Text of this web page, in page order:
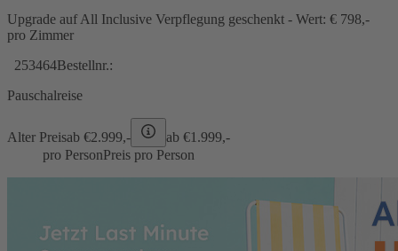
Upgrade auf All Inclusive Verpflegung geschenkt - Wert: € 798,-
pro Zimmer
253464Bestellnr.:
Pauschalreise
Alter Preisab €2.999,- ab €1.999,-
pro PersonPreis pro Person